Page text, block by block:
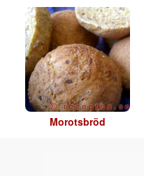
Morotsbröd